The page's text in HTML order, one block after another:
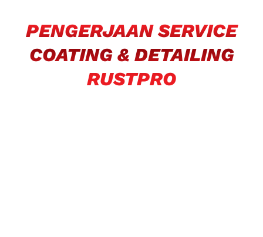
PENGERJAAN SERVICE
COATING & DETAILING
RUSTPRO